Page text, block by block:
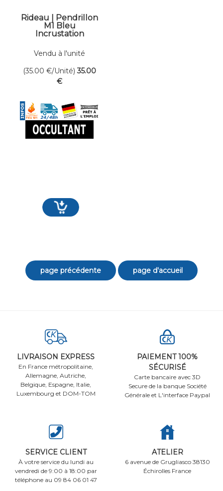
Rideau | Pendrillon
M1 Bleu
Incrustation
mesure
Vendu à l'unité
(35.00 €/Unité) 35.00
€
LIVRAISON EXPRESS
En France métropolitaine,
Allemagne, Autriche,
Belgique, Espagne, Italie,
Luxembourg et DOM-TOM
PAIEMENT 100%
SÉCURISÉ
Carte bancaire avec 3D
Secure de la banque Société
Générale et L'interface Paypal
SERVICE CLIENT
À votre service du lundi au
vendredi de 9:00 à 18:00 par
téléphone au 09 84 06 01 47
ATELIER
6 avenue de Grugliasco 38130
Échirolles France